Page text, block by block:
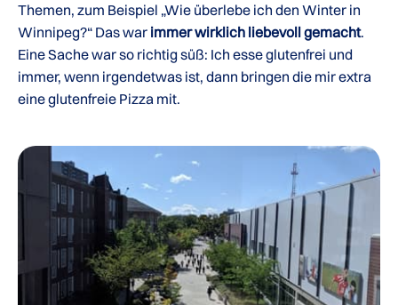
Themen, zum Beispiel „Wie überlebe ich den Winter in
Winnipeg?“ Das war immer wirklich liebevoll gemacht.
Eine Sache war so richtig süß: Ich esse glutenfrei und
immer, wenn irgendetwas ist, dann bringen die mir extra
eine glutenfreie Pizza mit.